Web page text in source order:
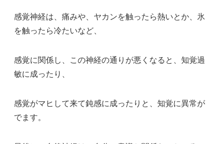
感覚神経は、痛みや、ヤカンを触ったら熱いとか、氷
を触ったら冷たいなど、
感覚に関係し、この神経の通りが悪くなると、知覚過
敏に成ったり、
感覚がマヒして来て鈍感に成ったりと、知覚に異常が
でます。